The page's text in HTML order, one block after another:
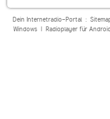
Dein Internetradio-Portal :
Windows| Radioplayer für